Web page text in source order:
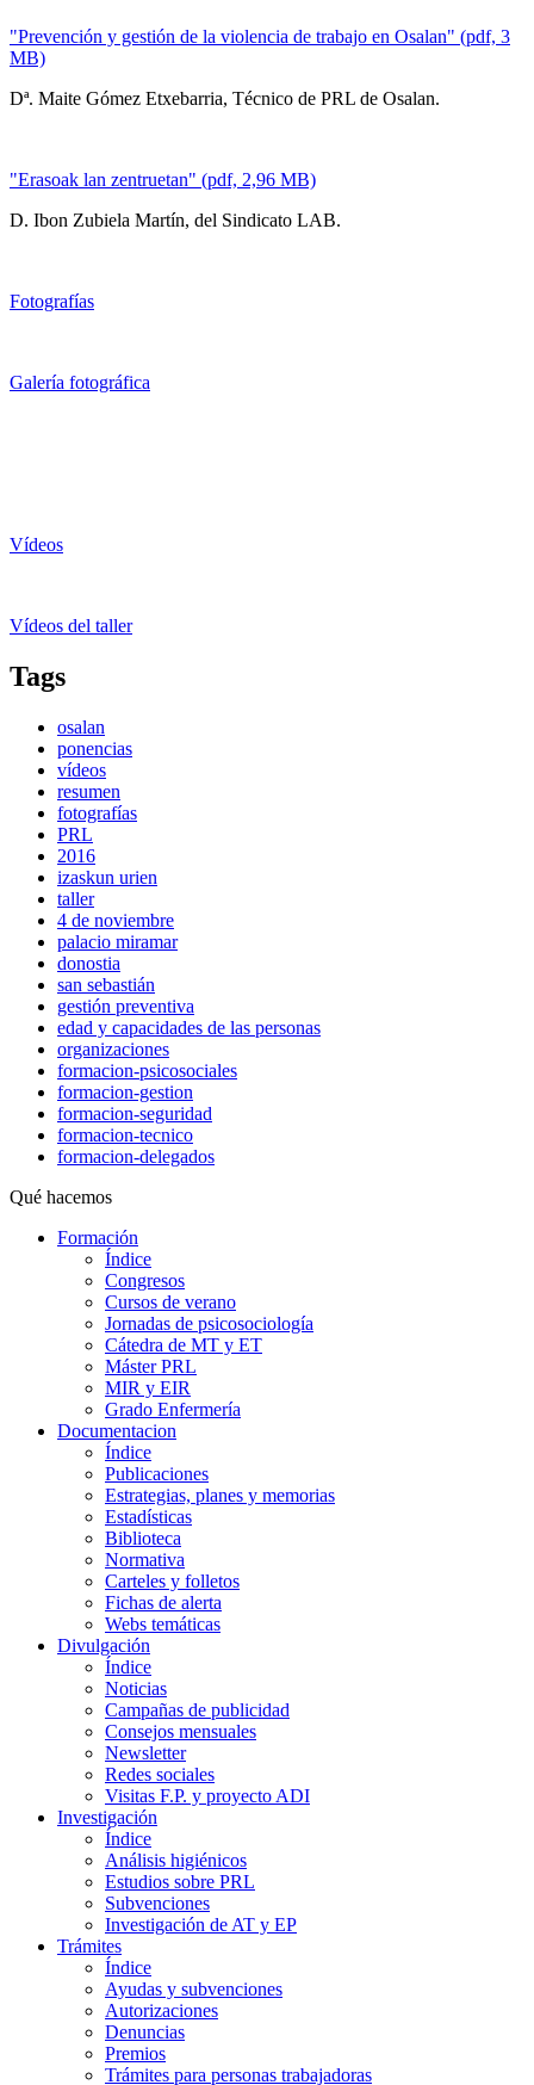
"Prevención y gestión de la violencia de trabajo en Osalan" (pdf, 3
MB)
Dª. Maite Gómez Etxebarria, Técnico de PRL de Osalan.
"Erasoak lan zentruetan" (pdf, 2,96 MB)
D. Ibon Zubiela Martín, del Sindicato LAB.
Fotografías
Galería fotográfica
Vídeos
Vídeos del taller
Tags
osalan
ponencias
vídeos
resumen
fotografías
PRL
2016
izaskun urien
taller
4 de noviembre
palacio miramar
donostia
san sebastián
gestión preventiva
edad y capacidades de las personas
organizaciones
formacion-psicosociales
formacion-gestion
formacion-seguridad
formacion-tecnico
formacion-delegados
Qué hacemos
Formación
Índice
Congresos
Cursos de verano
Jornadas de psicosociología
Cátedra de MT y ET
Máster PRL
MIR y EIR
Grado Enfermería
Documentacion
Índice
Publicaciones
Estrategias, planes y memorias
Estadísticas
Biblioteca
Normativa
Carteles y folletos
Fichas de alerta
Webs temáticas
Divulgación
Índice
Noticias
Campañas de publicidad
Consejos mensuales
Newsletter
Redes sociales
Visitas F.P. y proyecto ADI
Investigación
Índice
Análisis higiénicos
Estudios sobre PRL
Subvenciones
Investigación de AT y EP
Trámites
Índice
Ayudas y subvenciones
Autorizaciones
Denuncias
Premios
Trámites para personas trabajadoras